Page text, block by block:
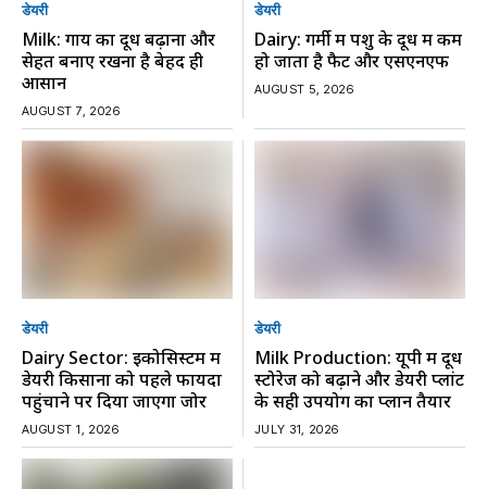
डेयरी
Milk: गाय का दूध बढ़ाना और
सेहत बनाए रखना है बेहद ही
आसान
AUGUST 7, 2026
डेयरी
Dairy: गर्मी में पशु के दूध में कम
हो जाता है फैट और एसएनएफ
AUGUST 5, 2026
डेयरी
Dairy Sector: इकोसिस्टम में
डेयरी किसानों को पहले फायदा
पहुंचाने पर दिया जाएगा जोर
AUGUST 1, 2026
डेयरी
Milk Production: यूपी में दूध
स्टोरेज को बढ़ाने और डेयरी प्लांट
के सही उपयोग का प्लान तैयार
JULY 31, 2026